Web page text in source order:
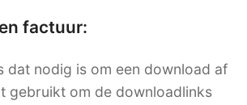
factuur:
dat nodig is om een download af
gebruikt om de downloadlinks